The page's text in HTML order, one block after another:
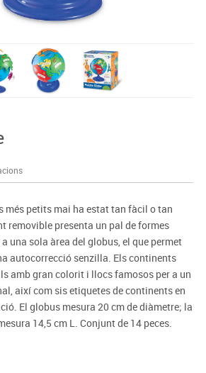
més petits mai ha estat tan fàcil o tan
removible presenta un pal de formes
una sola àrea del globus, el que permet
autocorrecció senzilla. Els continents
amb gran colorit i llocs famosos per a un
així com sis etiquetes de continents en
El globus mesura 20 cm de diàmetre; la
14,5 cm L. Conjunt de 14 peces.